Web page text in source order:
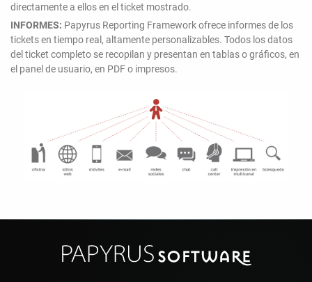
directamente a ellos en el ticket mostrado.
INFORMES: Papyrus Reporting Framework ofrece informes de los
tickets en tiempo real, altamente personalizables. Todos los datos
del ticket completo se recopilan y presentan en tablas o gráficos, en
el panel de usuario, en PDF o impresos.